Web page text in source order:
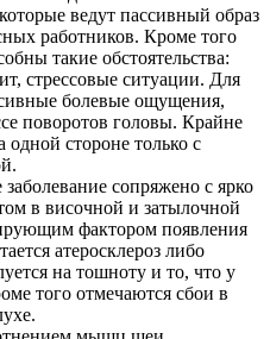
ведут пассивный образ
работников. Кроме того
такие обстоятельства:
стрессовые ситуации. Для
болевые ощущения,
поворотов головы. Крайне
одной стороне только с
сопряжено с ярко
в височной и затылочной
фактором появления
атеросклероз либо
на тошноту и то, что у
того отмечаются сбои в